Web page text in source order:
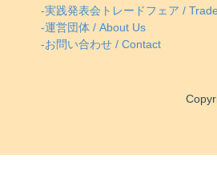
-実践発表会トレードフェア /
-運営団体 / About Us
-お問い合わせ / Contact